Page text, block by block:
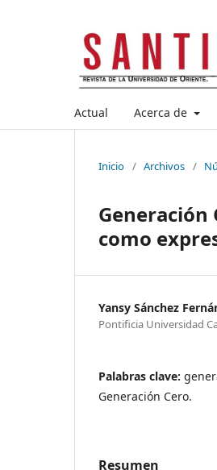
Actual Acerca de
Inicio / Archivos /
Generación
como
Yansy Sánchez
Pontificia Universidad
Palabras clave:
Generación Cero.
Resumen